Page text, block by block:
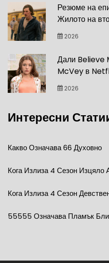
Резюме на
Жилото на
2026
Дали Believe
McVey в
2026
Интересни
Какво Означава 66 Духовно
Кога Излиза 4 Сезон Изцяло
Кога Излиза 4 Сезон
55555 Означава Пламък